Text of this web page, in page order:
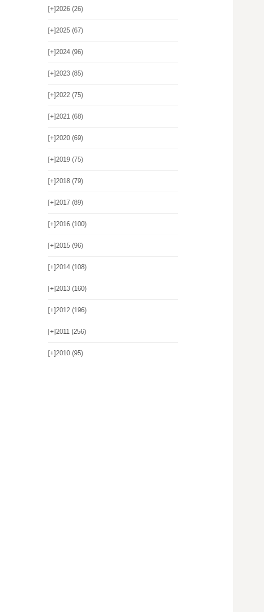
[+]2026 (26)
[+]2025 (67)
[+]2024 (96)
[+]2023 (85)
[+]2022 (75)
[+]2021 (68)
[+]2020 (69)
[+]2019 (75)
[+]2018 (79)
[+]2017 (89)
[+]2016 (100)
[+]2015 (96)
[+]2014 (108)
[+]2013 (160)
[+]2012 (196)
[+]2011 (256)
[+]2010 (95)